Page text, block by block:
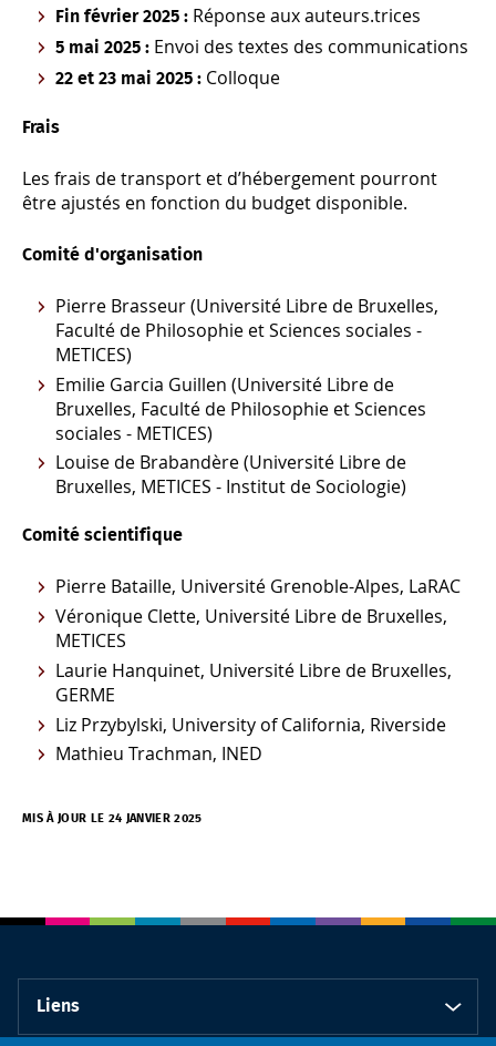
Fin février 2025 : Réponse aux auteurs.trices
5 mai 2025 : Envoi des textes des communications
22 et 23 mai 2025 : Colloque
Frais
Les frais de transport et d’hébergement pourront
être ajustés en fonction du budget disponible.
Comité d'organisation
Pierre Brasseur (Université Libre de Bruxelles,
Faculté de Philosophie et Sciences sociales -
METICES)
Emilie Garcia Guillen (Université Libre de
Bruxelles, Faculté de Philosophie et Sciences
sociales - METICES)
Louise de Brabandère (Université Libre de
Bruxelles, METICES - Institut de Sociologie)
Comité scientifique
Pierre Bataille, Université Grenoble-Alpes, LaRAC
Véronique Clette, Université Libre de Bruxelles,
METICES
Laurie Hanquinet, Université Libre de Bruxelles,
GERME
Liz Przybylski, University of California, Riverside
Mathieu Trachman, INED
MIS À JOUR LE 24 JANVIER 2025
Liens